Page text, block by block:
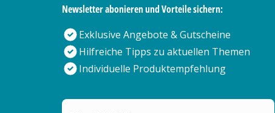
Newsletter abonieren und Vorteile sichern:
Exklusive Angebote & Gutscheine
Hilfreiche Tipps zu aktuellen Themen
Individuelle Produktempfehlung
Deine E-Mail Adresse